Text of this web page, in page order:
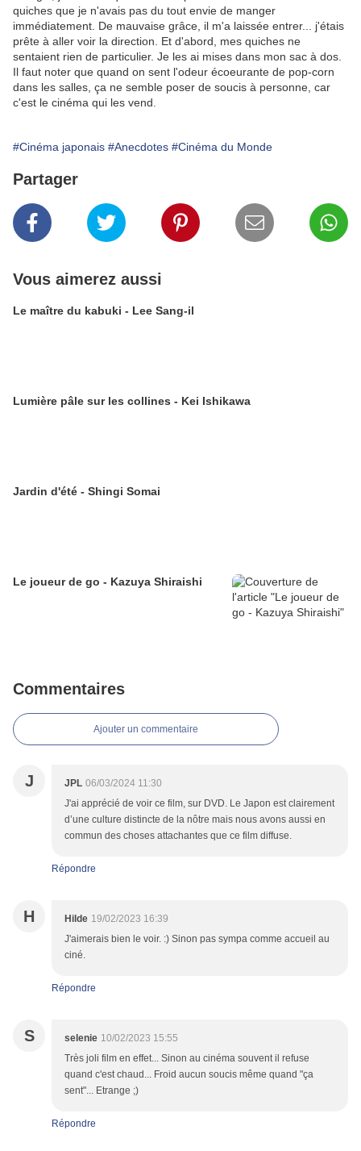
quiches que je n'avais pas du tout envie de manger
immédiatement. De mauvaise grâce, il m'a laissée entrer... j'étais
prête à aller voir la direction. Et d'abord, mes quiches ne
sentaient rien de particulier. Je les ai mises dans mon sac à dos.
Il faut noter que quand on sent l'odeur écoeurante de pop-corn
dans les salles, ça ne semble poser de soucis à personne, car
c'est le cinéma qui les vend.
#Cinéma japonais #Anecdotes #Cinéma du Monde
Partager
Vous aimerez aussi
Le maître du kabuki - Lee Sang-il
Lumière pâle sur les collines - Kei Ishikawa
Jardin d'été - Shingi Somai
Le joueur de go - Kazuya Shiraishi
Commentaires
Ajouter un commentaire
J JPL 06/03/2024 11:30
J'ai apprécié de voir ce film, sur DVD. Le Japon est clairement
d’une culture distincte de la nôtre mais nous avons aussi en
commun des choses attachantes que ce film diffuse.
Répondre
H Hilde 19/02/2023 16:39
J'aimerais bien le voir. :) Sinon pas sympa comme accueil au
ciné.
Répondre
S selenie 10/02/2023 15:55
Très joli film en effet... Sinon au cinéma souvent il refuse
quand c'est chaud... Froid aucun soucis même quand "ça
sent"... Etrange ;)
Répondre